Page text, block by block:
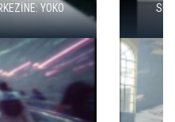
"DÜN İLE BUGÜN"